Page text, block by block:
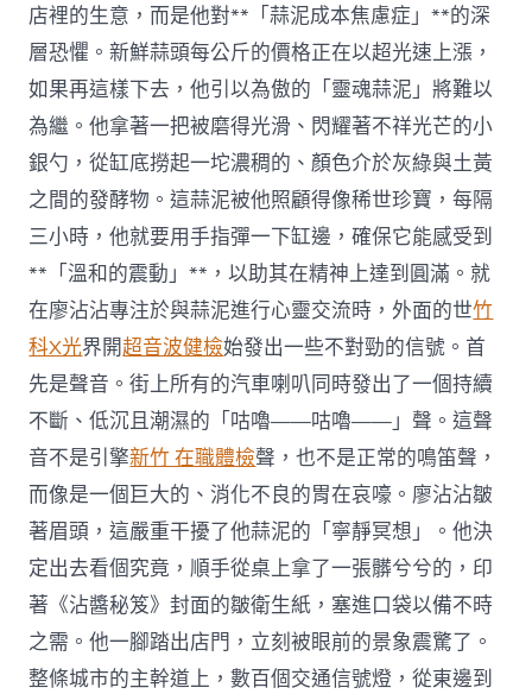
店裡的生意，而是他對**「蒜泥成本焦慮症」**的深
層恐懼。新鮮蒜頭每公斤的價格正在以超光速上漲，
如果再這樣下去，他引以為傲的「靈魂蒜泥」將難以
為繼。他拿著一把被磨得光滑、閃耀著不祥光芒的小
銀勺，從缸底撈起一坨濃稠的、顏色介於灰綠與土黃
之間的發酵物。這蒜泥被他照顧得像稀世珍寶，每隔
三小時，他就要用手指彈一下缸邊，確保它能感受到
**「溫和的震動」**，以助其在精神上達到圓滿。就
在廖沾沾專注於與蒜泥進行心靈交流時，外面的世竹
科X光界開超音波健檢始發出一些不對勁的信號。首
先是聲音。街上所有的汽車喇叭同時發出了一個持續
不斷、低沉且潮濕的「咕嚕——咕嚕——」聲。這聲
音不是引擎新竹 在職體檢聲，也不是正常的鳴笛聲，
而像是一個巨大的、消化不良的胃在哀嚎。廖沾沾皺
著眉頭，這嚴重干擾了他蒜泥的「寧靜冥想」。他決
定出去看個究竟，順手從桌上拿了一張髒兮兮的，印
著《沾醬秘笈》封面的皺衛生紙，塞進口袋以備不時
之需。他一腳踏出店門，立刻被眼前的景象震驚了。
整條城市的主幹道上，數百個交通信號燈，從東邊到